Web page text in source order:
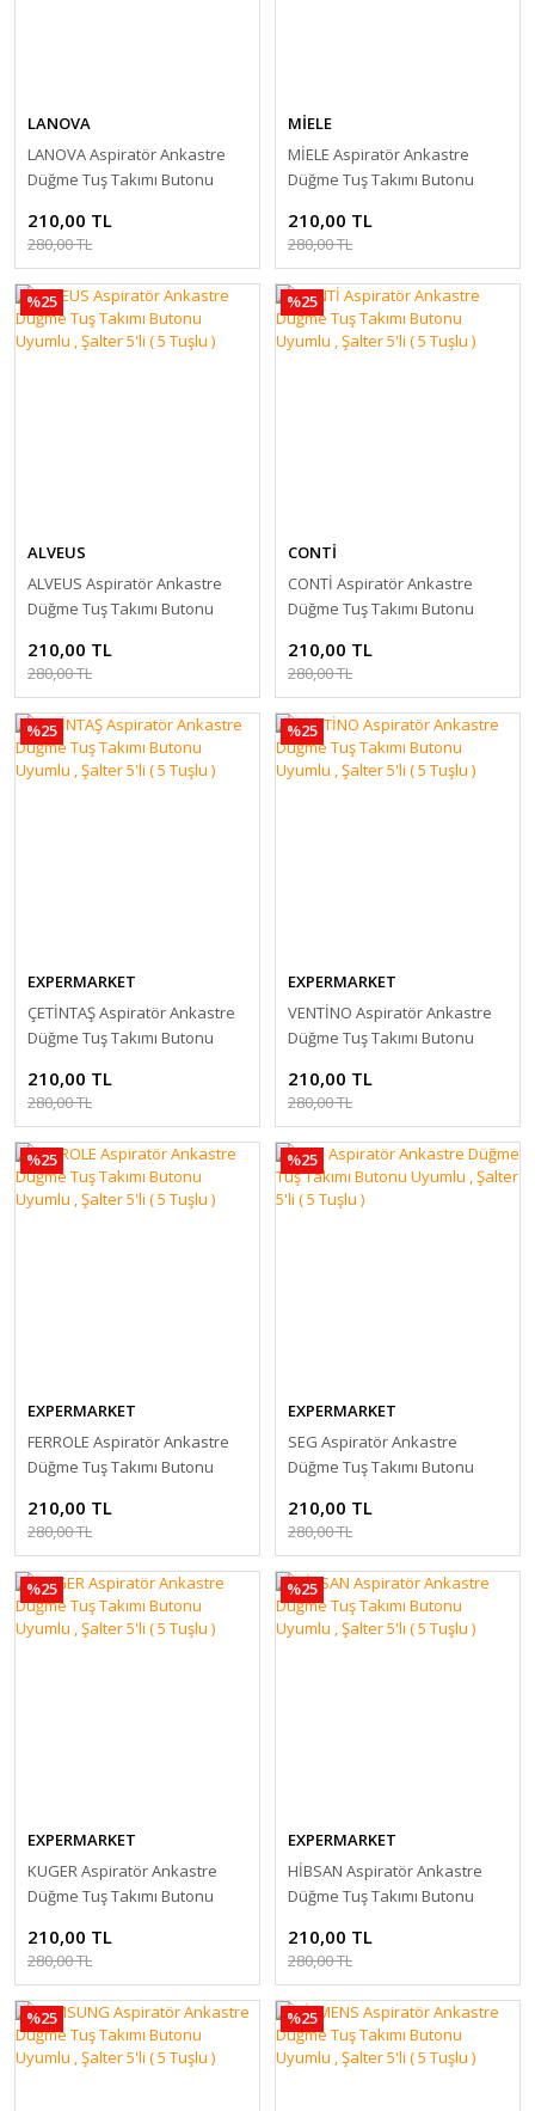
LANOVA
LANOVA Aspiratör Ankastre
Düğme Tuş Takımı Butonu
210,00 TL
280,00 TL
MİELE
MİELE Aspiratör Ankastre
Düğme Tuş Takımı Butonu
210,00 TL
280,00 TL
%25
ALVEUS
ALVEUS Aspiratör Ankastre
Düğme Tuş Takımı Butonu
210,00 TL
280,00 TL
%25
CONTİ
CONTİ Aspiratör Ankastre
Düğme Tuş Takımı Butonu
210,00 TL
280,00 TL
%25
EXPERMARKET
ÇETİNTAŞ Aspiratör Ankastre
Düğme Tuş Takımı Butonu
210,00 TL
280,00 TL
%25
EXPERMARKET
VENTİNO Aspiratör Ankastre
Düğme Tuş Takımı Butonu
210,00 TL
280,00 TL
%25
EXPERMARKET
FERROLE Aspiratör Ankastre
Düğme Tuş Takımı Butonu
210,00 TL
280,00 TL
%25
EXPERMARKET
SEG Aspiratör Ankastre
Düğme Tuş Takımı Butonu
210,00 TL
280,00 TL
%25
EXPERMARKET
KUGER Aspiratör Ankastre
Düğme Tuş Takımı Butonu
210,00 TL
280,00 TL
%25
EXPERMARKET
HİBSAN Aspiratör Ankastre
Düğme Tuş Takımı Butonu
210,00 TL
280,00 TL
%25 %25